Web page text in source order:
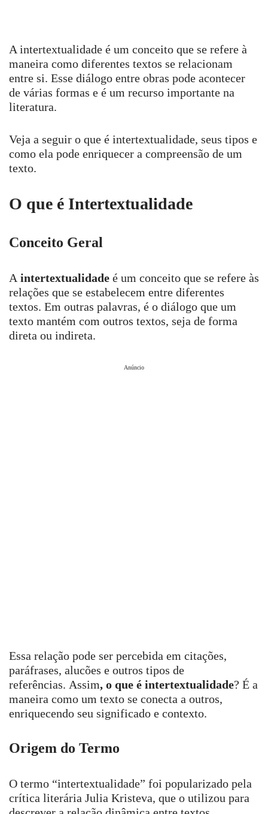
A intertextualidade é um conceito que se refere à
maneira como diferentes textos se relacionam
entre si. Esse diálogo entre obras pode acontecer
de várias formas e é um recurso importante na
literatura.
Veja a seguir o que é intertextualidade, seus tipos e
como ela pode enriquecer a compreensão de um
texto.
O que é Intertextualidade
Conceito Geral
A intertextualidade é um conceito que se refere às
relações que se estabelecem entre diferentes
textos. Em outras palavras, é o diálogo que um
texto mantém com outros textos, seja de forma
direta ou indireta.
Anúncio
Essa relação pode ser percebida em citações,
paráfrases, alucões e outros tipos de
referências. Assim, o que é intertextualidade? É a
maneira como um texto se conecta a outros,
enriquecendo seu significado e contexto.
Origem do Termo
O termo “intertextualidade” foi popularizado pela
crítica literária Julia Kristeva, que o utilizou para